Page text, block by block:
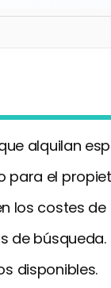
alquilan
para el
los costes
de búsqueda.
disponibles.